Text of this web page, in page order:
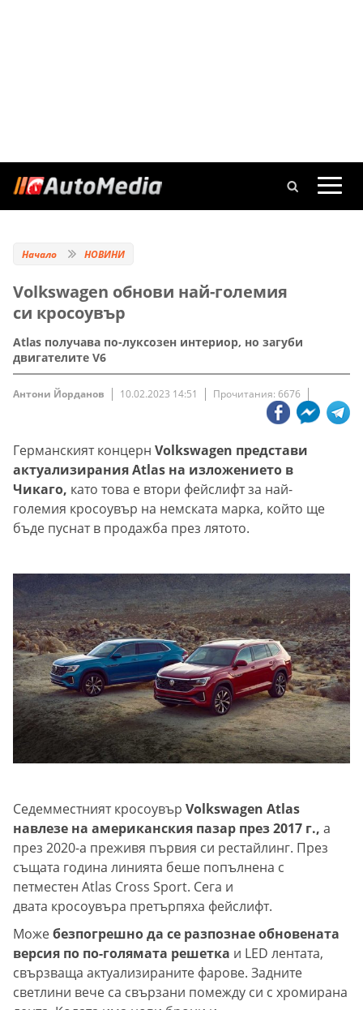
Начало НОВИНИ
Volkswagen обнови най-големия
си кросоувър
Atlas получава по-луксозен интериор, но загуби
двигателите V6
Антони Йорданов 10.02.2023 14:51 Прочитания: 6676
Германският концерн Volkswagen представи
актуализирания Atlas на изложението в
Чикаго, като това е втори фейслифт за най-
големия кросоувър на немската марка, който ще
бъде пуснат в продажба през лятото.
Седемместният кросоувър Volkswagen Atlas
навлезе на американския пазар през 2017 г., а
през 2020-а преживя първия си рестайлинг. През
същата година линията беше попълнена с
петместен Atlas Cross Sport. Сега и
двата кросоувъра претърпяха фейслифт.
Можебезпогрешно да се разпознае обновената
версия по по-голямата решетка и LED лентата,
свързваща актуализираните фарове. Задните
светлини вече са свързани помежду си с хромирана